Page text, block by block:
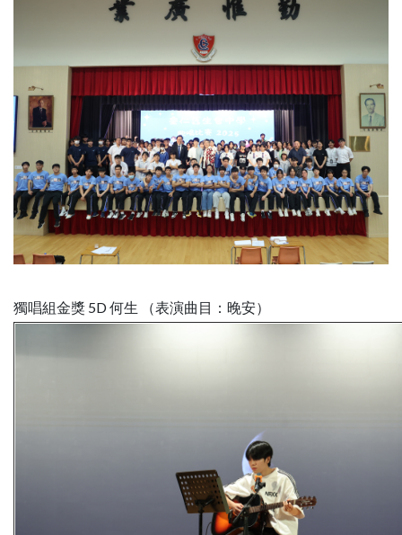
獨唱組金獎 5D 何生 （表演曲目：晚安）